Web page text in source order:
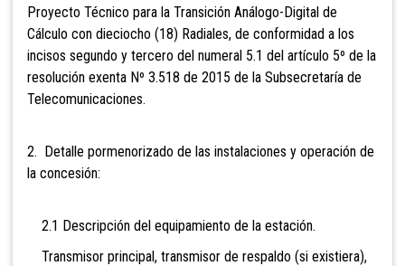
Proyecto Técnico para la Transición Análogo-Digital de
Cálculo con dieciocho (18) Radiales, de conformidad a los
incisos segundo y tercero del numeral 5.1 del artículo 5º de la
resolución exenta Nº 3.518 de 2015 de la Subsecretaría de
Telecomunicaciones.
2. Detalle pormenorizado de las instalaciones y operación de
la concesión:
2.1 Descripción del equipamiento de la estación.
Transmisor principal, transmisor de respaldo (si existiera),